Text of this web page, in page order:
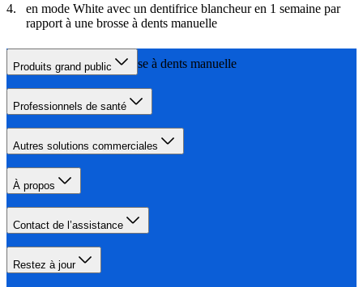
en mode White avec un dentifrice blancheur en 1 semaine par
rapport à une brosse à dents manuelle
par rapport à une brosse à dents manuelle
Produits grand public
Professionnels de santé
Autres solutions commerciales
À propos
Contact de l’assistance
Restez à jour